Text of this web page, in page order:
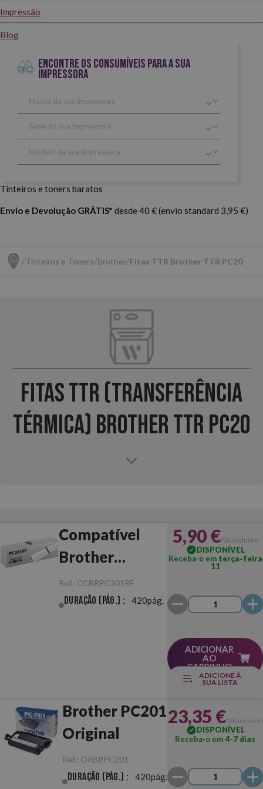
Impressão
Blog
ENCONTRE OS CONSUMÍVEIS PARA A SUA
IMPRESSORA
Tinteiros e toners baratos
Envio e Devolução GRÁTIS* desde 40 € (envio standard 3,95 €)
Tinteiros e Toners Brother Fitas TTR Brother TTR PC20
Fitas TTR (Transferência
Térmica) Brother TTR PC20
Compatível
Brother
PC201RF
Ref.: CCBRPC201RF
Duração (pág.) : 420pág.
5,90 €IVA incluído
DISPONÍVEL
Receba-o em terça-feira
11
ADICIONAR
AO
CARRINHO
ADICIONE À
SUA LISTA
Brother PC201
Original
Ref.: ORBRPC201
Duração (pág.) : 420pág.
23,35 €IVA incluído
DISPONÍVEL
Receba-o em4-7 dias